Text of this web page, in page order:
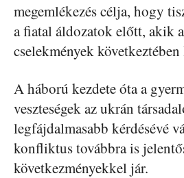
megemlékezés célja, hogy
a fiatal áldozatok előtt, akik
cselekmények
A háború kezdete óta a
veszteségek az ukrán
legfájdalmasabb kérdésévé
konfliktus továbbra is
következményekkel jár.